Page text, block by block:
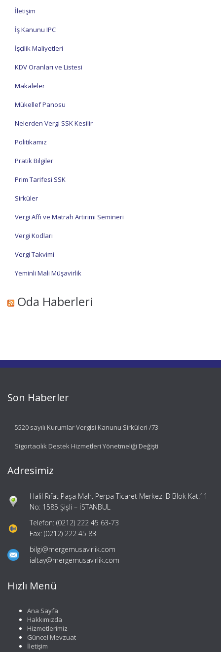
İletişim
İş Kanunu IPC
İşçilik Maliyetleri
KDV Oranları ve Listesi
Makaleler
Mükellef Panosu
Nelerden Vergi SSK Kesilir
Politikamız
Pratik Bilgiler
Prim Tarifesi SSK
Sirküler
Vergi Affı ve Matrah Artırımı Semineri
Vergi Kodları
Vergi Takvimi
Yeminli Mali Müşavirlik
Oda Haberleri
Son Haberler
5520 sayılı Kurumlar Vergisi Kanunu Sirküleri /73
Sigortacılık Destek Hizmetleri Yönetmeliği Değişti
Adresimiz
Halil Rıfat Paşa Mah. Perpa Ticaret Merkezi B Blok Kat:11
No: 1585 Şişli – İSTANBUL
Telefon: (0212) 222 45 63-73
Fax: (0212) 222 45 83
bilgi@mergemusavirlik.com
ialtay@mergemusavirlik.com
Hızlı Menü
Ana Sayfa
Hakkımızda
Hizmetlerimiz
Güncel Mevzuat
İletişim